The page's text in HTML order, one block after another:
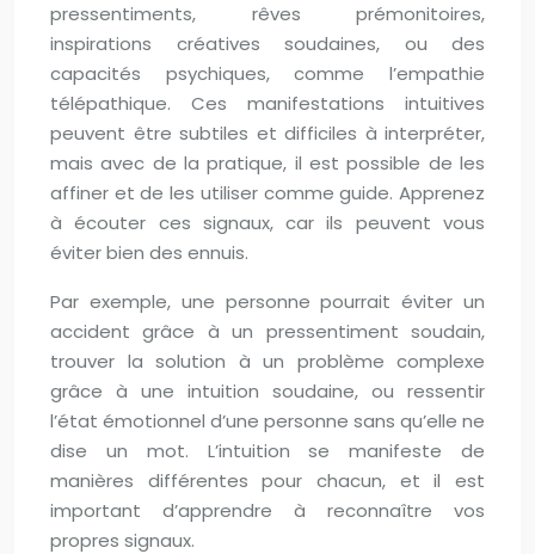
pressentiments, rêves prémonitoires,
inspirations créatives soudaines, ou des
capacités psychiques, comme l’empathie
télépathique. Ces manifestations intuitives
peuvent être subtiles et difficiles à interpréter,
mais avec de la pratique, il est possible de les
affiner et de les utiliser comme guide. Apprenez
à écouter ces signaux, car ils peuvent vous
éviter bien des ennuis.
Par exemple, une personne pourrait éviter un
accident grâce à un pressentiment soudain,
trouver la solution à un problème complexe
grâce à une intuition soudaine, ou ressentir
l’état émotionnel d’une personne sans qu’elle ne
dise un mot. L’intuition se manifeste de
manières différentes pour chacun, et il est
important d’apprendre à reconnaître vos
propres signaux.